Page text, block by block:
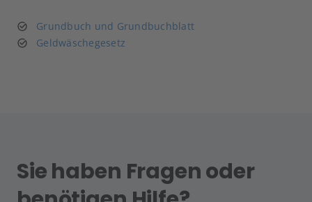
Grundbuch und Grundbuchblatt
Geldwäschegesetz
Sie haben Fragen oder